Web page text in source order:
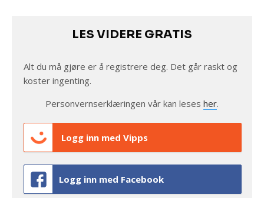
LES VIDERE GRATIS
Alt du må gjøre er å registrere deg. Det går raskt og
koster ingenting.
Personvernserklæringen vår kan leses her.
Logg inn med Vipps
Logg inn med Facebook